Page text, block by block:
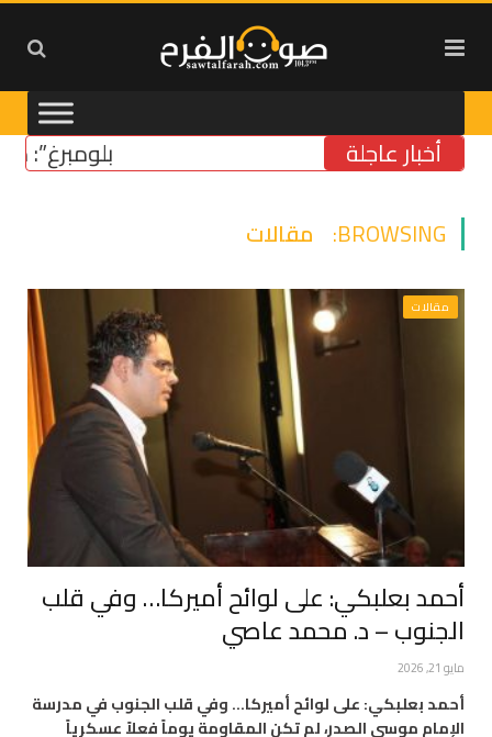
أخبار عاجلة “بلومبرغ”:
BROWSING: مقالات
مقالات
أحمد بعلبكي: على لوائح أميركا… وفي قلب
الجنوب – د. محمد عاصي
مايو 21, 2026
أحمد بعلبكي: على لوائح أميركا… وفي قلب الجنوب في مدرسة
الإمام موسى الصدر، لم تكن المقاومة يوماً فعلاً عسكرياً